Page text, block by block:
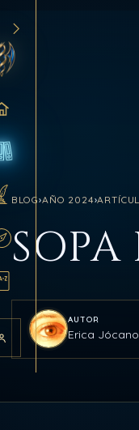
INICIO
BLOG
SANCTUM
RUTAS
GLOSARIO
BLOG›AÑO 2024›
AUTOR
Erica Jócano